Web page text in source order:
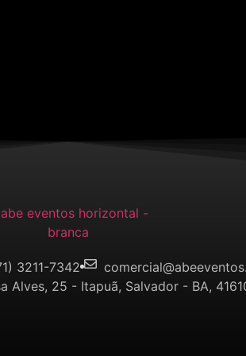
3211-7342
Alves, 25 - Itapuã, Salvador - BA,